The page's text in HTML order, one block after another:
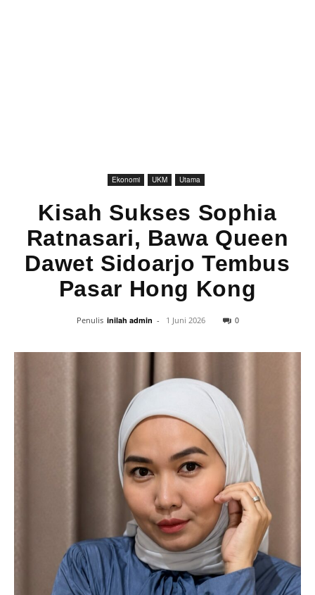
Ekonomi UKM Utama
Kisah Sukses Sophia
Ratnasari, Bawa Queen
Dawet Sidoarjo Tembus
Pasar Hong Kong
Penulis inilah admin - 1 Juni 2026 0